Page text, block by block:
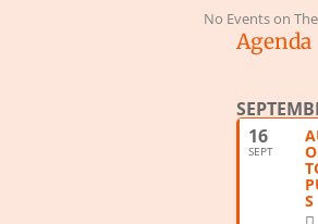
No Events on
Agenda
16
SEPT
S